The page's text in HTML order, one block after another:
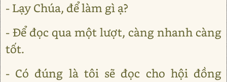
- Lạy Chúa, để làm gì ạ?
- Để đọc qua một lượt, càng nhanh càng
tốt.
- Có đúng là tôi sẽ đọc cho hội đồng